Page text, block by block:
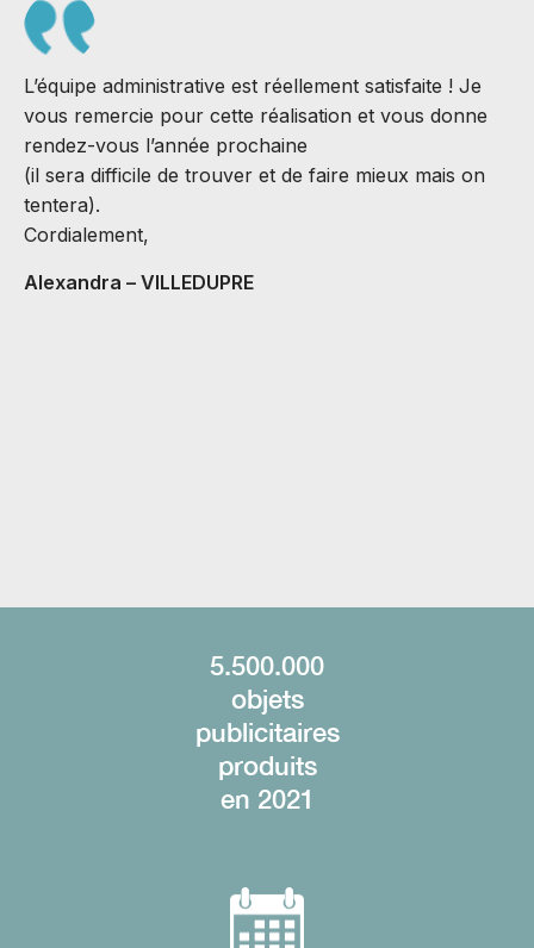
L’équipe administrative est réellement satisfaite ! Je
vous remercie pour cette réalisation et vous donne
rendez-vous l’année prochaine
(il sera difficile de trouver et de faire mieux mais on
tentera).
Cordialement,
Alexandra – VILLEDUPRE
5.500.000
objets
publicitaires
produits
en 2021